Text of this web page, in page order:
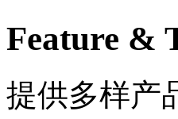
Feature &
提供多样产